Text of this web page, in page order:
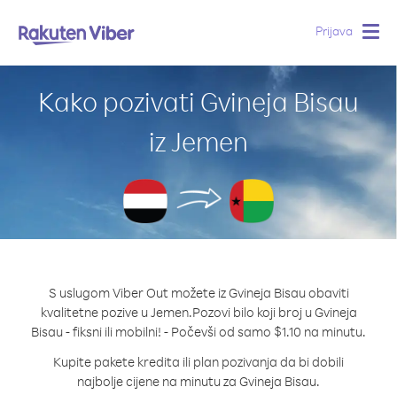
Prijava
Kako pozivati Gvineja Bisau
iz Jemen
S uslugom Viber Out možete iz Gvineja Bisau obaviti
kvalitetne pozive u Jemen.Pozovi bilo koji broj u Gvineja
Bisau - fiksni ili mobilni! - Počevši od samo $1.10 na minutu.
Kupite pakete kredita ili plan pozivanja da bi dobili
najbolje cijene na minutu za Gvineja Bisau.